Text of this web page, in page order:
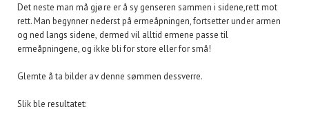
Det neste man må gjøre er å sy genseren sammen i sidene,rett mot
rett. Man begynner nederst på ermeåpningen, fortsetter under armen
og ned langs sidene, dermed vil alltid ermene passe til
ermeåpningene, og ikke bli for store eller for små!
Glemte å ta bilder av denne sømmen dessverre.
Slik ble resultatet: